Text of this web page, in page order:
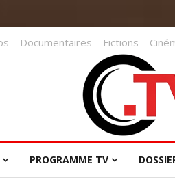
Documentaires Fictions
PROGRAMME TV